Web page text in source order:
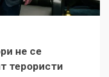
не се
терористи